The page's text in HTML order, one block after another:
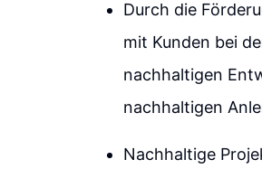
Durch die
mit Kunden bei
nachhaltigen
nachhaltigen
Nachhaltige